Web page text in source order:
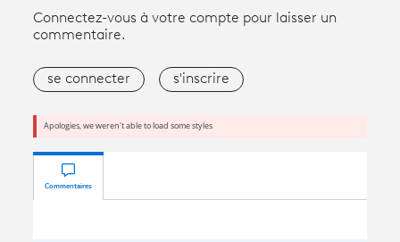
Connectez-vous à votre compte pour laisser un
commentaire.
se connecter s'inscrire